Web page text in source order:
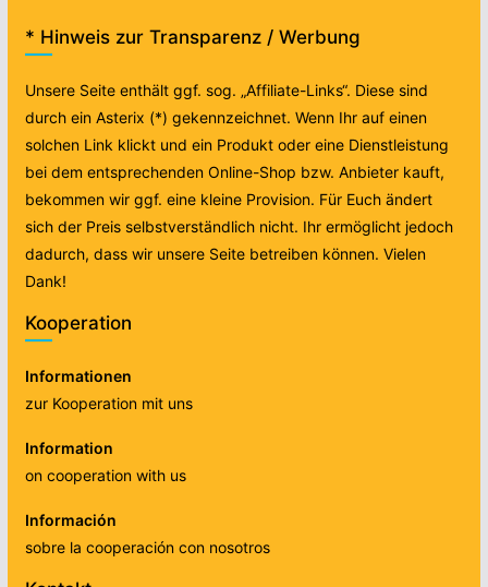
* Hinweis zur Transparenz / Werbung
Unsere Seite enthält ggf. sog. „Affiliate-Links“. Diese sind
durch ein Asterix (*) gekennzeichnet. Wenn Ihr auf einen
solchen Link klickt und ein Produkt oder eine Dienstleistung
bei dem entsprechenden Online-Shop bzw. Anbieter kauft,
bekommen wir ggf. eine kleine Provision. Für Euch ändert
sich der Preis selbstverständlich nicht. Ihr ermöglicht jedoch
dadurch, dass wir unsere Seite betreiben können. Vielen
Dank!
Kooperation
Informationen
zur Kooperation mit uns
Information
on cooperation with us
Información
sobre la cooperación con nosotros